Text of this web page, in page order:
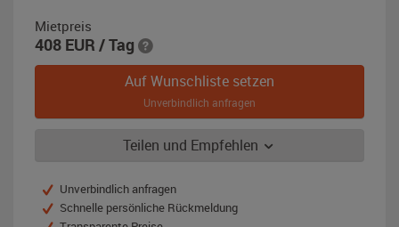
metallic
(Steel
Blue)
Mietpreis
408 EUR / Tag
Auf Wunschliste setzen
Unverbindlich anfragen
Teilen und Empfehlen
Unverbindlich anfragen
Schnelle persönliche Rückmeldung